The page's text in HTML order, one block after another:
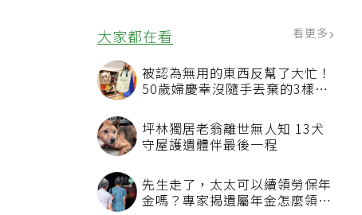
大家都在看 看更多
被認為無用的東西反幫了大忙！
50歲婦慶幸沒隨手丟棄的3樣物
坪林獨居老翁離世無人知 13犬
守屋護遺體伴最後一程
先生走了，太太可以續領勞保年
金嗎？專家揭遺屬年金怎麼領，